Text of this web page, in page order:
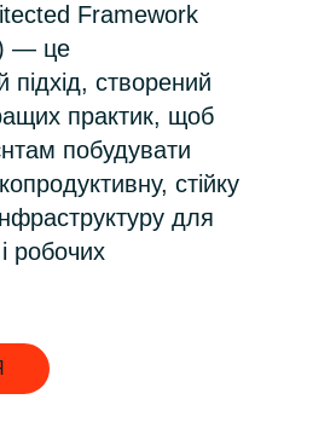
of Saudi Arabia
Kuwait
Latvia
Malaysia
Framework
— це
підхід, створений
практик, щоб
побудувати
стійку
для
робочих